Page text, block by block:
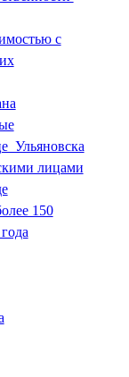
с
Ульяновска
лицами
150